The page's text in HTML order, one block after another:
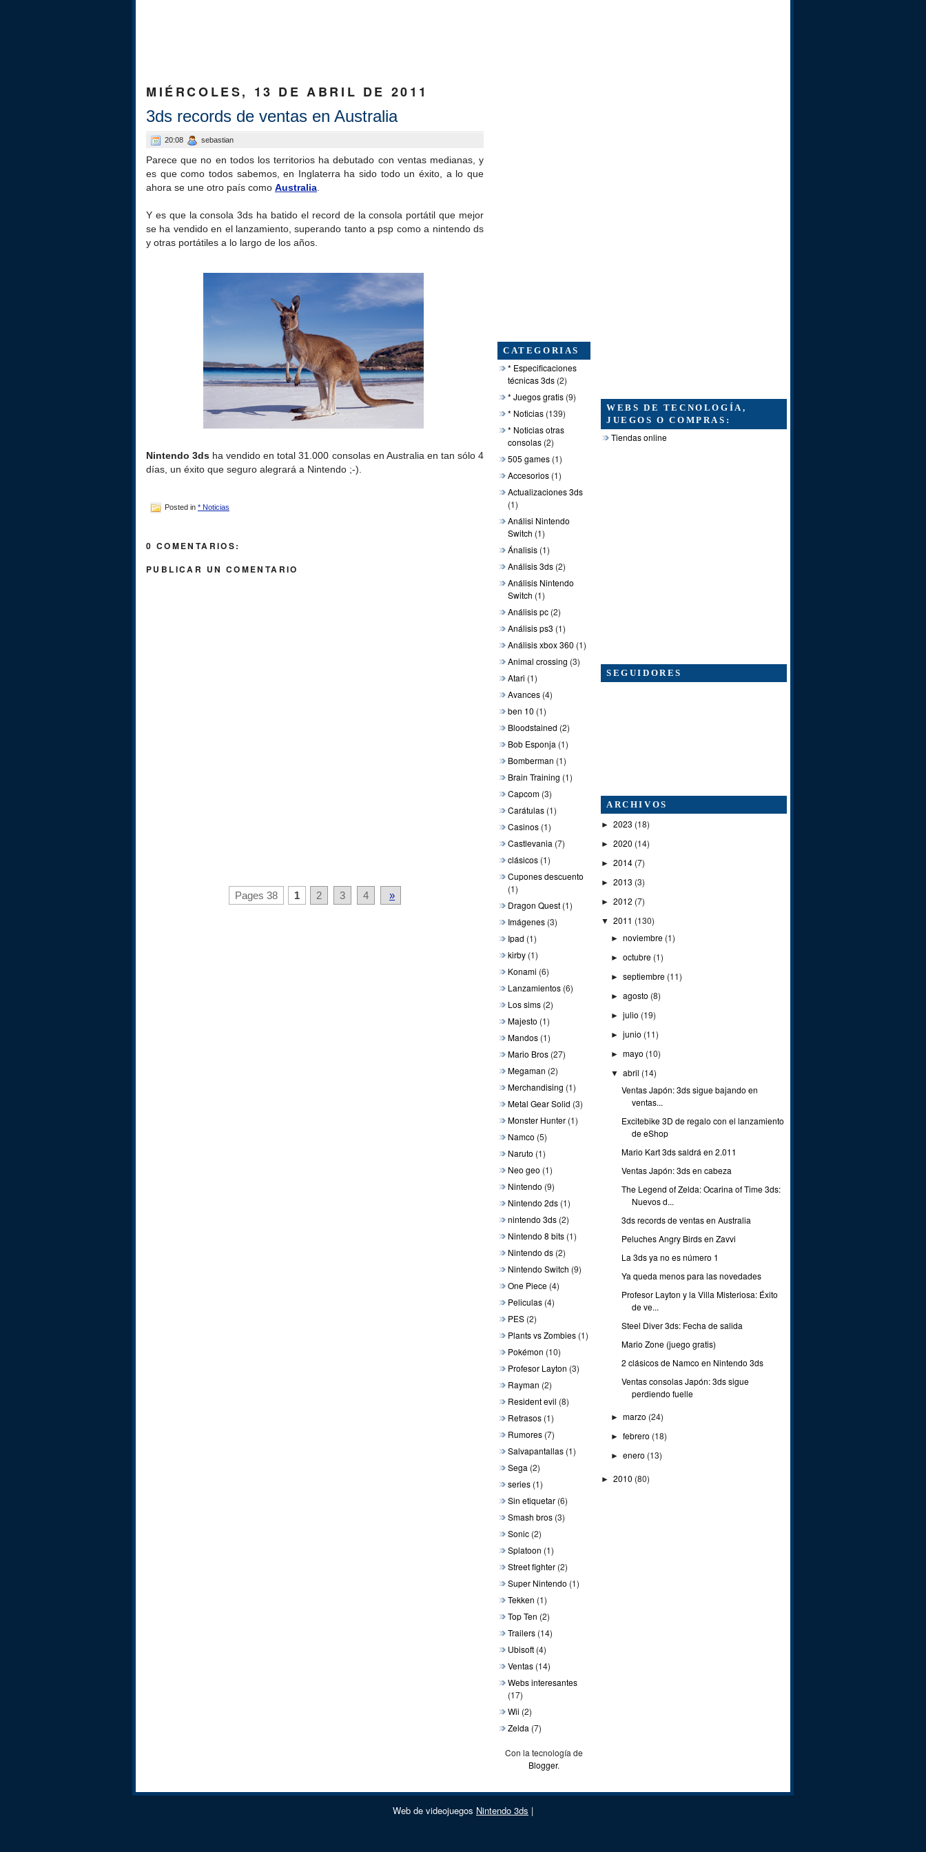
MIÉRCOLES, 13 DE ABRIL DE 2011
3ds records de ventas en Australia
20:08 sebastian
Parece que no en todos los territorios ha debutado con ventas medianas, y
es que como todos sabemos, en Inglaterra ha sido todo un éxito, a lo que
ahora se une otro país como Australia
Y es que la consola 3ds ha batido el record de la consola portátil que mejor
se ha vendido en el lanzamiento, superando tanto a psp como a nintendo ds
y otras portátiles a lo largo de los años.
Nintendo 3ds ha vendido en total 31.000 consolas en Australia en tan sólo 4
días, un éxito que seguro alegrará a Nintendo ;-).
Posted in * Noticias
0 COMENTARIOS:
PUBLICAR UN COMENTARIO
Pages 38 1 2 3 4 »
CATEGORIAS
* Especificaciones
técnicas 3ds (2)
* Juegos gratis (9)
* Noticias (139)
* Noticias otras
consolas (2)
505 games (1)
Accesorios (1)
Actualizaciones 3ds
(1)
Análisi Nintendo
Switch (1)
Ánalisis (1)
Análisis 3ds (2)
Análisis Nintendo
Switch (1)
Análisis pc (2)
Análisis ps3 (1)
Análisis xbox 360 (1)
Animal crossing (3)
Atari (1)
Avances (4)
ben 10 (1)
Bloodstained (2)
Bob Esponja (1)
Bomberman (1)
Brain Training (1)
Capcom (3)
Carátulas (1)
Casinos (1)
Castlevania (7)
clásicos (1)
Cupones descuento
(1)
Dragon Quest (1)
Imágenes (3)
Ipad (1)
kirby (1)
Konami (6)
Lanzamientos (6)
Los sims (2)
Majesto (1)
Mandos (1)
Mario Bros (27)
Megaman (2)
Merchandising (1)
Metal Gear Solid (3)
Monster Hunter (1)
Namco (5)
Naruto (1)
Neo geo (1)
Nintendo (9)
Nintendo 2ds (1)
nintendo 3ds (2)
Nintendo 8 bits (1)
Nintendo ds (2)
Nintendo Switch (9)
One Piece (4)
Peliculas (4)
PES (2)
Plants vs Zombies (1)
Pokémon (10)
Profesor Layton (3)
Rayman (2)
Resident evil (8)
Retrasos (1)
Rumores (7)
Salvapantallas (1)
Sega (2)
series (1)
Sin etiquetar (6)
Smash bros (3)
Sonic (2)
Splatoon (1)
Street fighter (2)
Super Nintendo (1)
Tekken (1)
Top Ten (2)
Trailers (14)
Ubisoft (4)
Ventas (14)
Webs interesantes
(17)
Wii (2)
Zelda (7)
Con la tecnología de
Blogger.
WEBS DE TECNOLOGÍA,
JUEGOS O COMPRAS:
Tiendas online
SEGUIDORES
ARCHIVOS
► 2023 (18)
► 2020 (14)
► 2014 (7)
► 2013 (3)
► 2012 (7)
▼ 2011 (130)
►noviembre (1)
►octubre (1)
►septiembre (11)
►agosto (8)
►julio (19)
►junio (11)
►mayo (10)
▼ abril (14)
Ventas Japón: 3ds sigue bajando en
ventas...
Excitebike 3D de regalo con el lanzamiento
de eShop
Mario Kart 3ds saldrá en 2.011
Ventas Japón: 3ds en cabeza
The Legend of Zelda: Ocarina of Time 3ds:
Nuevos d...
3ds records de ventas en Australia
Peluches Angry Birds en Zavvi
La 3ds ya no es número 1
Ya queda menos para las novedades
Profesor Layton y la Villa Misteriosa: Éxito
de ve...
Steel Diver 3ds: Fecha de salida
Mario Zone (juego gratis)
2 clásicos de Namco en Nintendo 3ds
Ventas consolas Japón: 3ds sigue
perdiendo fuelle
►marzo (24)
►febrero (18)
►enero (13)
► 2010 (80)
Web de videojuegos Nintendo 3ds |